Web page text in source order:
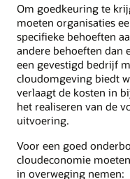
Om goedkeuring te
moeten organisaties
specifieke behoeften
andere behoeften dan
een gevestigd bedrijf
cloudomgeving biedt
verlaagt de kosten in
het realiseren van de
uitvoering.
Voor een goed
cloudeconomie
in overweging nemen: